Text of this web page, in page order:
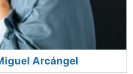
Arcángel